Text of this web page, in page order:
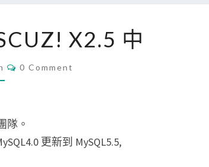
X2.5 中
Comments
0 Comment
隊。
更新到 MySQL5.5,